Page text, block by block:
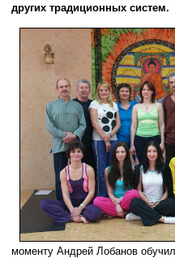
других традиционных систем.
моменту Андрей Лобанов